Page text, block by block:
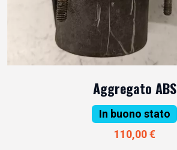
Aggregato ABS
In buono stato
110,00 €